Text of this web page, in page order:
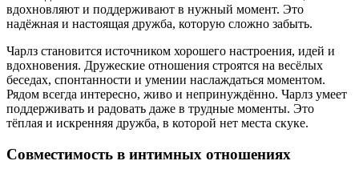
вдохновляют и поддерживают в нужный момент. Это
надёжная и настоящая дружба, которую сложно забыть.
Чарлз становится источником хорошего настроения, идей и
вдохновения. Дружеские отношения строятся на весёлых
беседах, спонтанности и умении наслаждаться моментом.
Рядом всегда интересно, живо и непринуждённо. Чарлз умеет
поддерживать и радовать даже в трудные моменты. Это
тёплая и искренняя дружба, в которой нет места скуке.
Совместимость в интимных отношениях